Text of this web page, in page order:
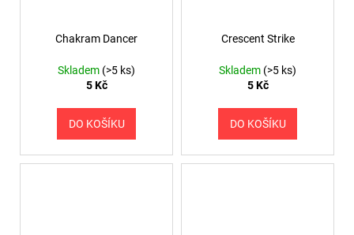
Chakram Dancer
Skladem (>5 ks)
5 Kč
DO KOŠÍKU
Crescent Strike
Skladem (>5 ks)
5 Kč
DO KOŠÍKU